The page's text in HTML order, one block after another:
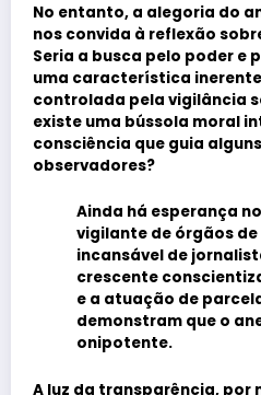
No entanto, a alegoria do
nos convida à reflexão
Seria a busca pelo poder e
uma característica
controlada pela vigilância
existe uma bússola moral
consciência que guia
observadores?
Ainda há esperança
vigilante de órgãos
incansável de
crescente
e a atuação de
demonstram que o
onipotente.
A luz da transparência, por